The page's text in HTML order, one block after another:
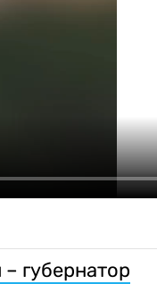
губернатор